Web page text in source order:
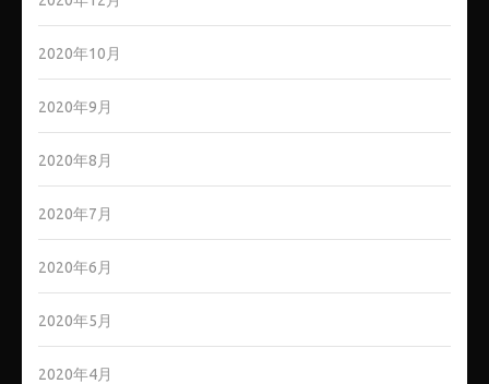
2020年10月
2020年9月
2020年8月
2020年7月
2020年6月
2020年5月
2020年4月